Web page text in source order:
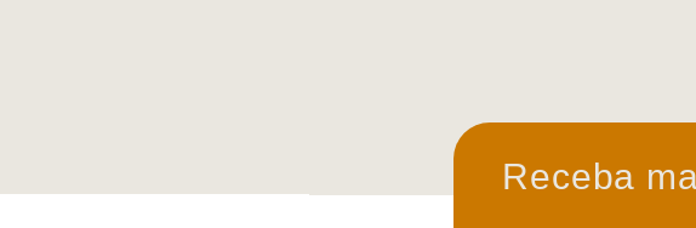
Receba